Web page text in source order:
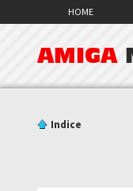
HOME
AMIGA
Indice